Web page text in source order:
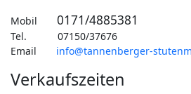
Mobil 0171/4885381
Tel. 07150/37676
Email info@tannenberger-
Verkaufszeiten